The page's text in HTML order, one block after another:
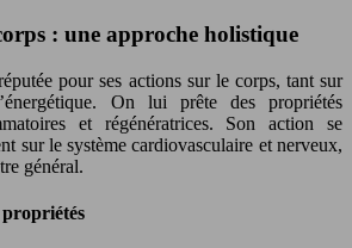
: une approche holistique
pour ses actions sur le corps, tant sur
On lui prête des propriétés
et régénératrices. Son action se
sur le système cardiovasculaire et nerveux,
général.